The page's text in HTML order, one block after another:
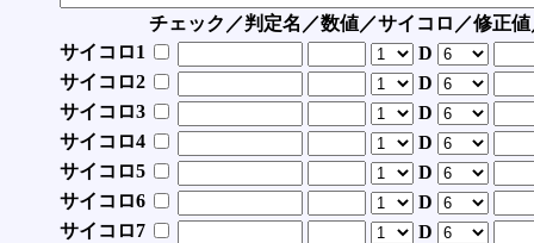
チェック／判定名／数値／サイコロ／修正
サイコロ1
D
サイコロ2
D
サイコロ3
D
サイコロ4
D
サイコロ5
D
サイコロ6
D
サイコロ7
D